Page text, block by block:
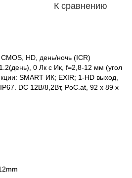
К сравнению
HD, день/ночь (ICR)
0 Лк c Ик, f=2,8-12 мм (угол
SMART ИК; EXIR; 1-HD выход,
DC 12В/8,2Вт, PoC.at, 92 х 89 х